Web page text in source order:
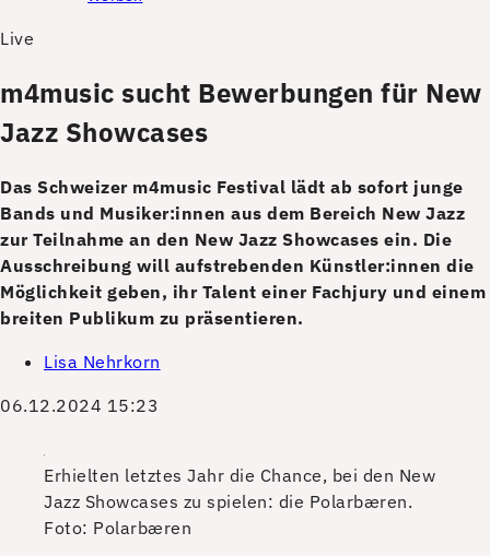
Live
m4music sucht Bewerbungen für New
Jazz Showcases
Das Schweizer m4music Festival lädt ab sofort junge
Bands und Musiker:innen aus dem Bereich New Jazz
zur Teilnahme an den New Jazz Showcases ein. Die
Ausschreibung will aufstrebenden Künstler:innen die
Möglichkeit geben, ihr Talent einer Fachjury und einem
breiten Publikum zu präsentieren.
Lisa Nehrkorn
06.12.2024 15:23
Erhielten letztes Jahr die Chance, bei den New
Jazz Showcases zu spielen: die Polarbæren.
Foto: Polarbæren